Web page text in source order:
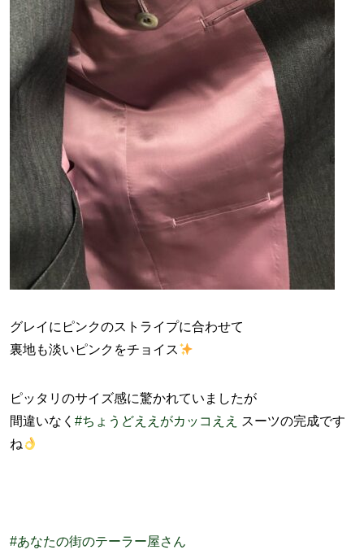
グレイにピンクのストライプに合わせて
裏地も淡いピンクをチョイス
ピッタリのサイズ感に驚かれていましたが
間違いなく #ちょうどええがカッコええ
スーツの完成です
ね
#あなたの街のテーラー屋さん